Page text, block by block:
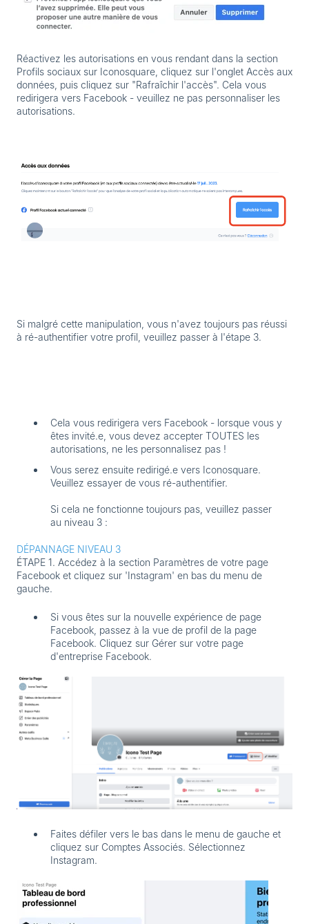
Réactivez les autorisations en vous rendant dans la section
Profils sociaux sur Iconosquare, cliquez sur l'onglet Accès aux
données, puis cliquez sur "Rafraîchir l'accès". Cela vous
redirigera vers Facebook - veuillez ne pas personnaliser les
autorisations.
Si malgré cette manipulation, vous n'avez toujours pas réussi
à ré-authentifier votre profil, veuillez passer à l'étape 3.
Cela vous redirigera vers Facebook - lorsque vous y
êtes invité.e, vous devez accepter TOUTES les
autorisations , ne les personnalisez pas !
Vous serez ensuite redirigé.e vers Iconosquare.
Veuillez essayer de vous ré-authentifier.
Si cela ne fonctionne toujours pas, veuillez passer
au niveau 3 :
DÉPANNAGE NIVEAU 3
ÉTAPE 1. Accédez à la section Paramètres de votre page
Facebook et cliquez sur 'Instagram' en bas du menu de
gauche.
Si vous êtes sur la nouvelle expérience de page
Facebook, passez à la vue de profil de la page
Facebook. Cliquez sur Gérer sur votre page
d'entreprise Facebook.
Faites défiler vers le bas dans le menu de gauche et
cliquez sur Comptes Associés. Sélectionnez
Instagram.